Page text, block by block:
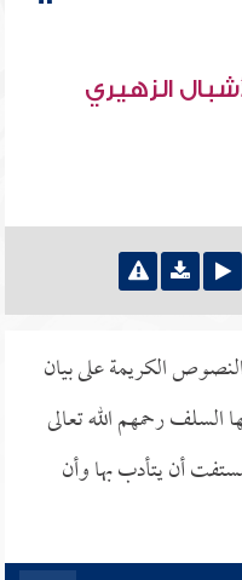
الزهيري
الكريمة على بيان
السلف رحمهم الله تعالى
أن يتأدب بها وأن